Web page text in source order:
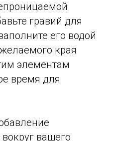
гравий для
его водой
края
элементам
время для
вашего